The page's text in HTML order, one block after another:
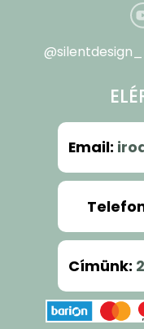
@silentdesign_
Email:
Címünk: